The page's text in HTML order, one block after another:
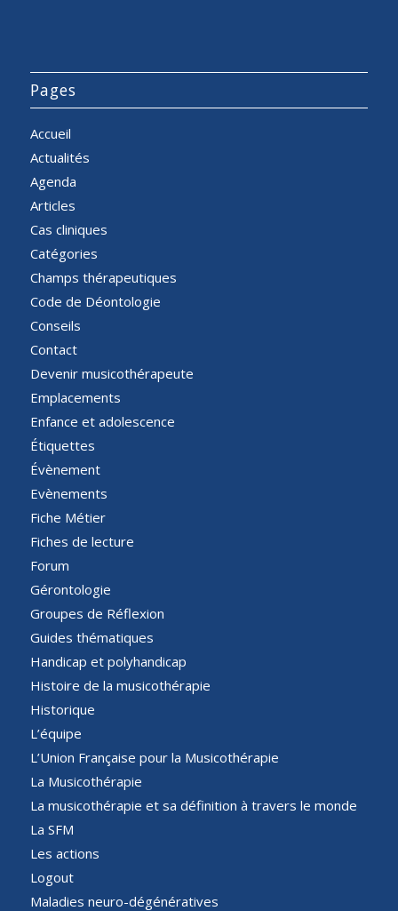
Pages
Accueil
Actualités
Agenda
Articles
Cas cliniques
Catégories
Champs thérapeutiques
Code de Déontologie
Conseils
Contact
Devenir musicothérapeute
Emplacements
Enfance et adolescence
Étiquettes
Évènement
Evènements
Fiche Métier
Fiches de lecture
Forum
Gérontologie
Groupes de Réflexion
Guides thématiques
Handicap et polyhandicap
Histoire de la musicothérapie
Historique
L’équipe
L’Union Française pour la Musicothérapie
La Musicothérapie
La musicothérapie et sa définition à travers le monde
La SFM
Les actions
Logout
Maladies neuro-dégénératives